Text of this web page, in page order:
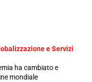
e Servizi
ha cambiato e
mondiale